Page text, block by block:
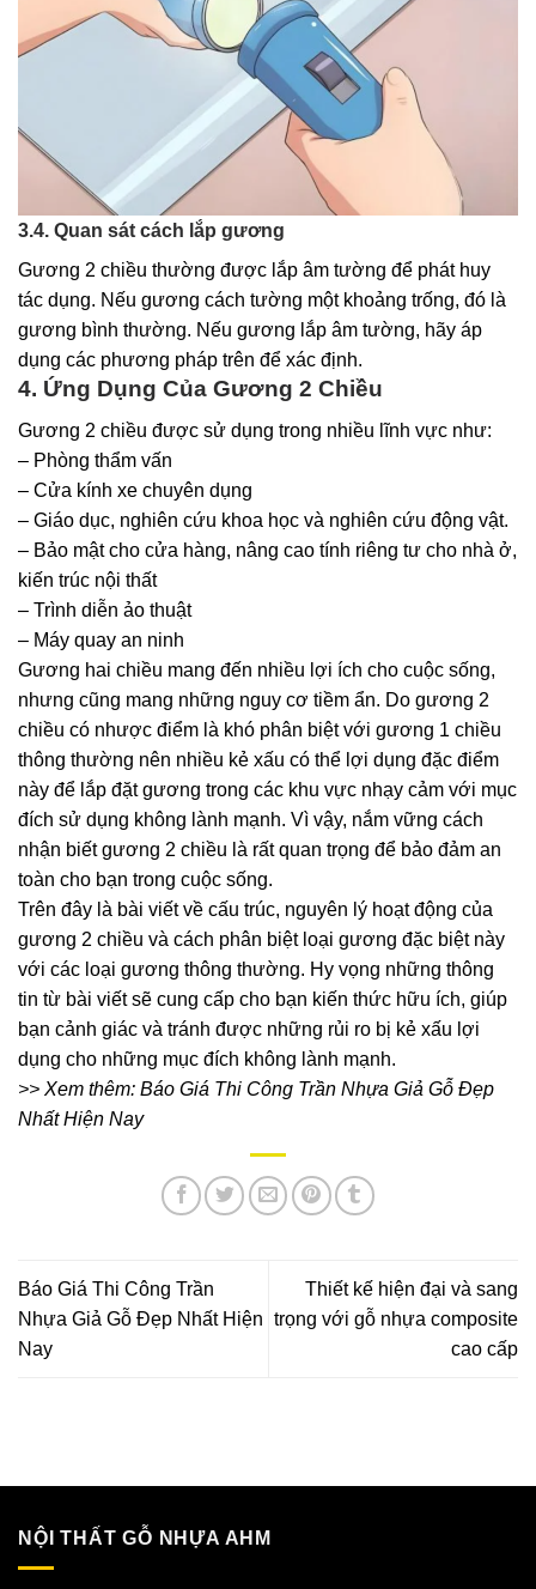
3.4. Quan sát cách lắp gương
Gương 2 chiều thường được lắp âm tường để phát huy
tác dụng. Nếu gương cách tường một khoảng trống, đó là
gương bình thường. Nếu gương lắp âm tường, hãy áp
dụng các phương pháp trên để xác định.
4. Ứng Dụng Của Gương 2 Chiều
Gương 2 chiều được sử dụng trong nhiều lĩnh vực như:
– Phòng thẩm vấn
– Cửa kính xe chuyên dụng
– Giáo dục, nghiên cứu khoa học và nghiên cứu động vật.
– Bảo mật cho cửa hàng, nâng cao tính riêng tư cho nhà ở,
kiến trúc nội thất
– Trình diễn ảo thuật
– Máy quay an ninh
Gương hai chiều mang đến nhiều lợi ích cho cuộc sống,
nhưng cũng mang những nguy cơ tiềm ẩn. Do gương 2
chiều có nhược điểm là khó phân biệt với gương 1 chiều
thông thường nên nhiều kẻ xấu có thể lợi dụng đặc điểm
này để lắp đặt gương trong các khu vực nhạy cảm với mục
đích sử dụng không lành mạnh. Vì vậy, nắm vững cách
nhận biết gương 2 chiều là rất quan trọng để bảo đảm an
toàn cho bạn trong cuộc sống.
Trên đây là bài viết về cấu trúc, nguyên lý hoạt động của
gương 2 chiều và cách phân biệt loại gương đặc biệt này
với các loại gương thông thường. Hy vọng những thông
tin từ bài viết sẽ cung cấp cho bạn kiến thức hữu ích, giúp
bạn cảnh giác và tránh được những rủi ro bị kẻ xấu lợi
dụng cho những mục đích không lành mạnh.
>> Xem thêm: Báo Giá Thi Công Trần Nhựa Giả Gỗ Đẹp
Nhất Hiện Nay
Báo Giá Thi Công Trần
Nhựa Giả Gỗ Đẹp Nhất Hiện
Nay
Thiết kế hiện đại và sang
trọng với gỗ nhựa composite
cao cấp
NỘI THẤT GỖ NHỰA AHM